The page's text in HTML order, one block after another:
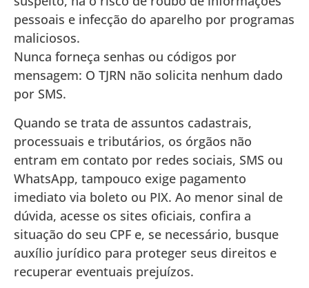
pessoais e infecção do aparelho por programas
maliciosos.
Nunca forneça senhas ou códigos por
mensagem: O TJRN não solicita nenhum dado
por SMS.
Quando se trata de assuntos cadastrais,
processuais e tributários, os órgãos não
entram em contato por redes sociais, SMS ou
WhatsApp, tampouco exige pagamento
imediato via boleto ou PIX. Ao menor sinal de
dúvida, acesse os sites oficiais, confira a
situação do seu CPF e, se necessário, busque
auxílio jurídico para proteger seus direitos e
recuperar eventuais prejuízos.